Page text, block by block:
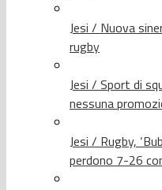
Jesi / Nuova
rugby
Jesi / Sport di
nessuna
Jesi / Rugby,
perdono 7-26